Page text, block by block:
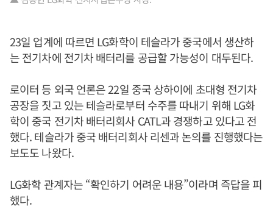
23일 업계에 따르면 LG화학이 테슬라가 중국에서 생산하
는 전기차에 전기차 배터리를 공급할 가능성이 대두된다.
로이터 등 외국 언론은 22일 중국 상하이에 초대형 전기차
공장을 짓고 있는 테슬라로부터 수주를 따내기 위해 LG화
학이 중국 전기차 배터리회사 CATL과 경쟁하고 있다고 전
했다. 테슬라가 중국 배터리회사 리센과 논의를 진행했다는
보도도 나왔다.
LG화학 관계자는 “확인하기 어려운 내용”이라며 즉답을 피
했다.